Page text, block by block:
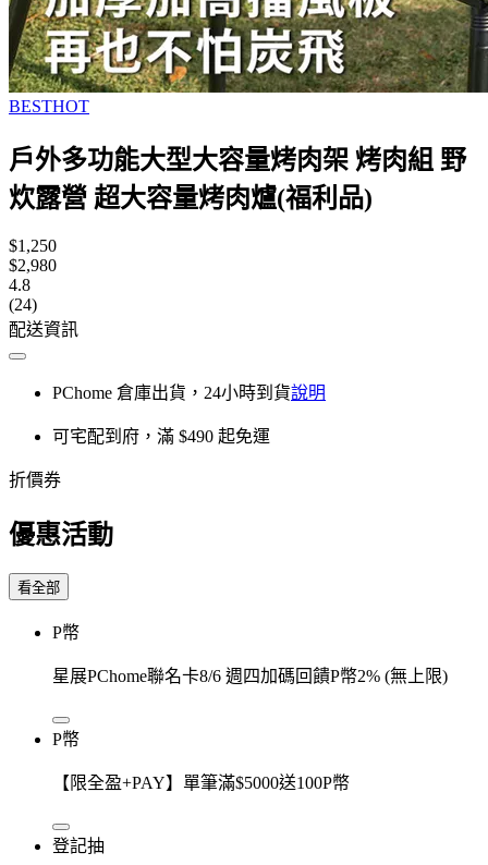
BESTHOT
戶外多功能大型大容量烤肉架 烤肉組 野
炊露營 超大容量烤肉爐(福利品)
$1,250
$2,980
4.8
(24)
配送資訊
PChome 倉庫出貨，24小時到貨說明
可宅配到府，滿 $490 起免運
折價券
優惠活動
看全部
P幣
星展PChome聯名卡8/6 週四加碼回饋P幣2% (無上限)
P幣
【限全盈+PAY】單筆滿$5000送100P幣
登記抽